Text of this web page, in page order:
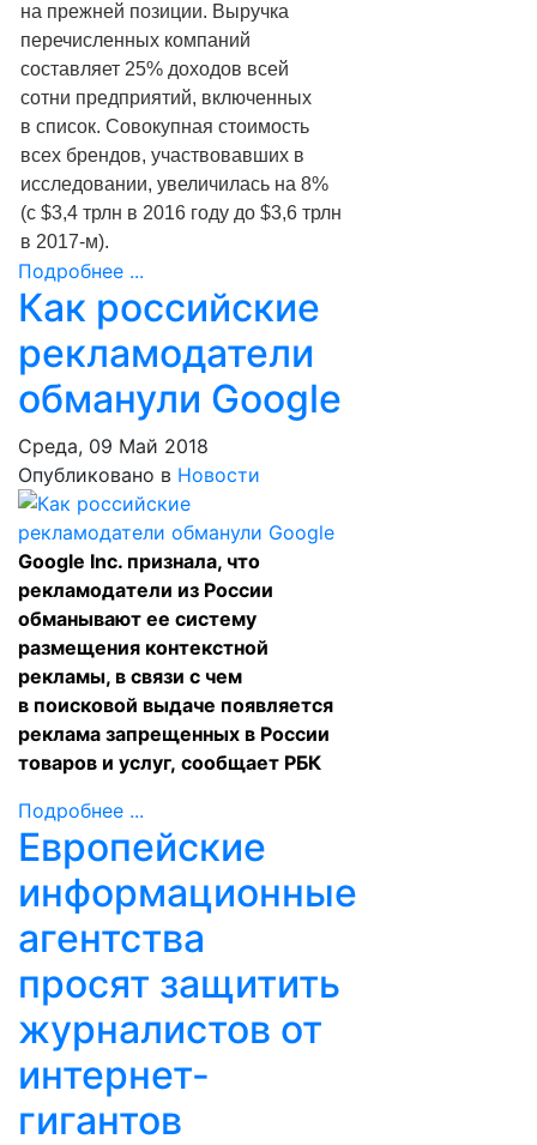
на прежней позиции. Выручка
перечисленных компаний
составляет 25% доходов всей
сотни предприятий, включенных
в список. Совокупная стоимость
всех брендов, участвовавших в
исследовании, увеличилась на 8%
(с $3,4 трлн в 2016 году до $3,6 трлн
в 2017-м).
Подробнее ...
Как российские
рекламодатели
обманули Google
Среда, 09 Май 2018
Опубликовано в Новости
Google Inc. признала, что
рекламодатели из России
обманывают ее систему
размещения контекстной
рекламы, в связи с чем
в поисковой выдаче появляется
реклама запрещенных в России
товаров и услуг, сообщает РБК
Подробнее ...
Европейские
информационные
агентства
просят защитить
журналистов от
интернет-
гигантов